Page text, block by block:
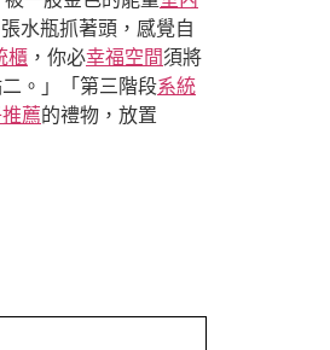
水瓶抓著頭，感覺自
櫃 ，你必幸福空間須將
。」「第三階段系統
薦的禮物，放置